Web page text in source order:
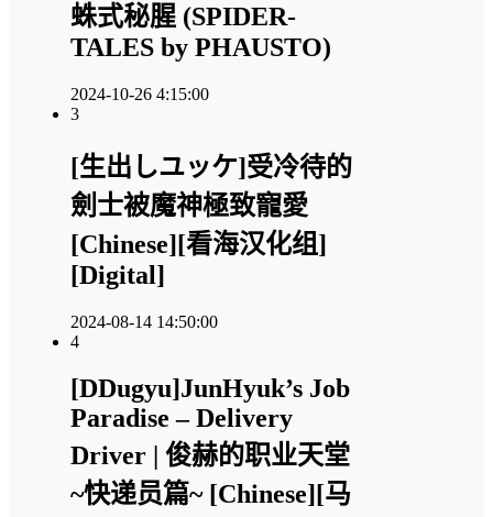
蛛式秘腥 (SPIDER-
TALES by PHAUSTO)
2024-10-26 4:15:00
3
[生出しユッケ]受冷待的
劍士被魔神極致寵愛
[Chinese][看海汉化组]
[Digital]
2024-08-14 14:50:00
4
[DDugyu]JunHyuk’s Job
Paradise – Delivery
Driver | 俊赫的职业天堂
~快递员篇~ [Chinese][马